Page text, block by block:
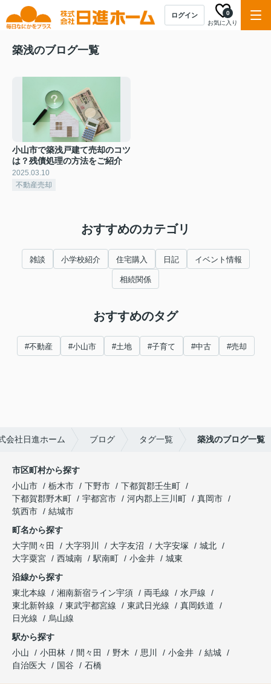
ログイン
お気に入り
0
築浅のブログ一覧
小山市で築浅戸建て売却のコツ
は？残債処理の方法をご紹介
2025.03.10
不動産売却
おすすめのカテゴリ
雑談 小学校紹介 住宅購入 日記 イベント情報
相続関係
おすすめのタグ
#不動産 #小山市 #土地 #子育て #中古 #売却
会社日進ホーム ブログ タグ一覧 築浅のブログ一覧
市区町村から探す
小山市
栃木市 下野市
下都賀郡壬生町
下都賀郡野木町
宇都宮市 河内郡上三川町
真岡市
筑西市
結城市
町名から探す
大字間々田
大字羽川 大字友沼 大字安塚
城北
大字粟宮
西城南 駅南町 小金井
城東
沿線から探す
東北本線
湘南新宿ライン宇須 両毛線
水戸線
東北新幹線
東武宇都宮線 東武日光線
真岡鉄道
日光線
烏山線
駅から探す
小山
小田林 間々田 野木 思川 小金井
結城
自治医大
国谷 石橋